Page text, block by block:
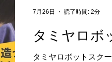
タミヤロボ
タミヤロボットスク
7月26日 読了時間: 2分